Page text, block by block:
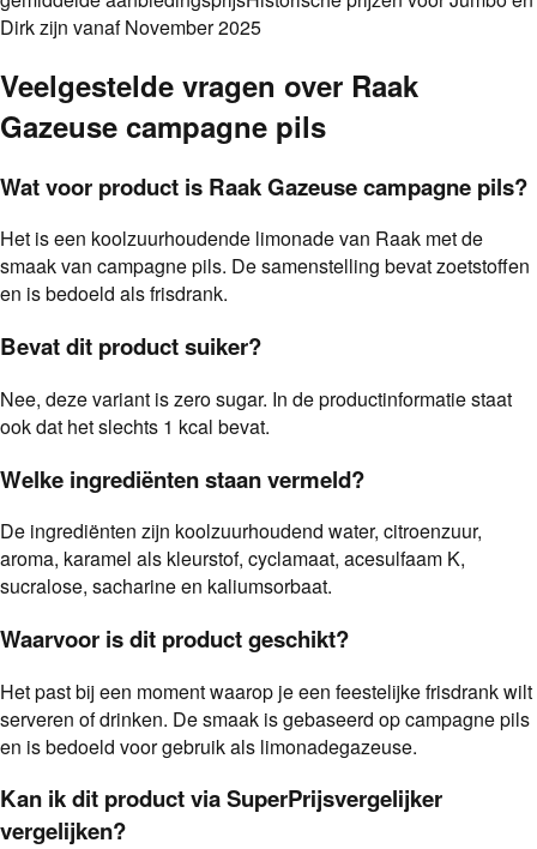
Dirk zijn vanaf November 2025
Veelgestelde vragen over Raak
Gazeuse campagne pils
Wat voor product is Raak Gazeuse campagne pils?
Het is een koolzuurhoudende limonade van Raak met de
smaak van campagne pils. De samenstelling bevat zoetstoffen
en is bedoeld als frisdrank.
Bevat dit product suiker?
Nee, deze variant is zero sugar. In de productinformatie staat
ook dat het slechts 1 kcal bevat.
Welke ingrediënten staan vermeld?
De ingrediënten zijn koolzuurhoudend water, citroenzuur,
aroma, karamel als kleurstof, cyclamaat, acesulfaam K,
sucralose, sacharine en kaliumsorbaat.
Waarvoor is dit product geschikt?
Het past bij een moment waarop je een feestelijke frisdrank wilt
serveren of drinken. De smaak is gebaseerd op campagne pils
en is bedoeld voor gebruik als limonadegazeuse.
Kan ik dit product via SuperPrijsvergelijker
vergelijken?